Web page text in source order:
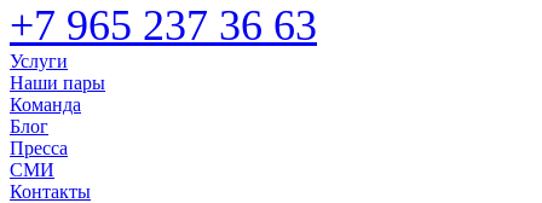
+7 965 237 36 63
Услуги
Наши пары
Команда
Блог
Пресса
СМИ
Контакты